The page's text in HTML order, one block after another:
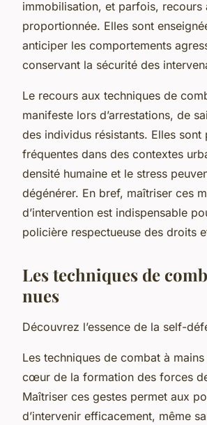
immobilisation, et parfois, recours
proportionnée. Elles sont
anticiper les comportements
conservant la sécurité des
Le recours aux techniques de
manifeste lors d’arrestations, de
des individus résistants. Elles sont
fréquentes dans des contextes
densité humaine et le stress
dégénérer. En bref, maîtriser ces
d’intervention est indispensable
policière respectueuse des droits
Les techniques de
nues
Découvrez l’essence de la self-
Les techniques de combat à
cœur de la formation des forces
Maîtriser ces gestes permet aux
d’intervenir efficacement, même